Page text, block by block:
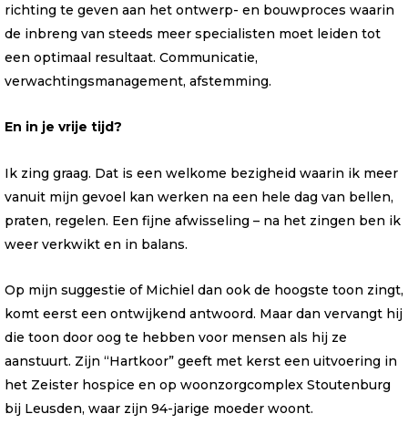
richting te geven aan het ontwerp- en bouwproces waarin
de inbreng van steeds meer specialisten moet leiden tot
een optimaal resultaat. Communicatie,
verwachtingsmanagement, afstemming.
En in je vrije tijd?
Ik zing graag. Dat is een welkome bezigheid waarin ik meer
vanuit mijn gevoel kan werken na een hele dag van bellen,
praten, regelen. Een fijne afwisseling – na het zingen ben ik
weer verkwikt en in balans.
Op mijn suggestie of Michiel dan ook de hoogste toon zingt,
komt eerst een ontwijkend antwoord. Maar dan vervangt hij
die toon door oog te hebben voor mensen als hij ze
aanstuurt. Zijn “Hartkoor” geeft met kerst een uitvoering in
het Zeister hospice en op woonzorgcomplex Stoutenburg
bij Leusden, waar zijn 94-jarige moeder woont.